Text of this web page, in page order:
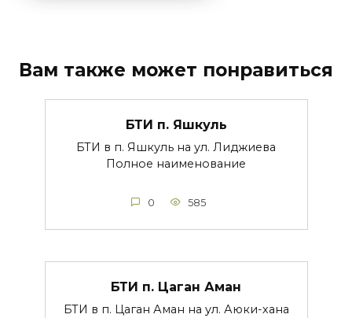
Вам также может понравиться
БТИ п. Яшкуль
БТИ в п. Яшкуль на ул. Лиджиева
Полное наименование
0 585
БТИ п. Цаган Аман
БТИ в п. Цаган Аман на ул. Аюки-хана